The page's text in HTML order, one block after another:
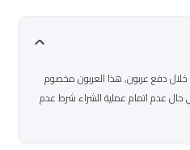
خلال دفع عربون, هذا العربون مخصوم
حال عدم اتمام عملية الشراء شرط عدم